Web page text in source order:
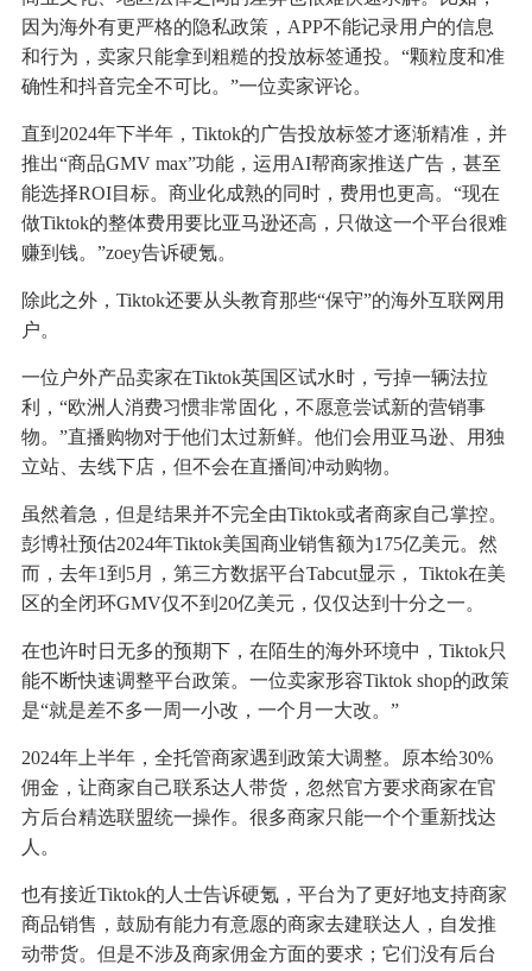
因为海外有更严格的隐私政策，APP不能记录用户的信息
和行为，卖家只能拿到粗糙的投放标签通投。“颗粒度和准
确性和抖音完全不可比。”一位卖家评论。
直到2024年下半年，Tiktok的广告投放标签才逐渐精准，并
推出“商品GMV max”功能，运用AI帮商家推送广告，甚至
能选择ROI目标。商业化成熟的同时，费用也更高。“现在
做Tiktok的整体费用要比亚马逊还高，只做这一个平台很难
赚到钱。”zoey告诉硬氪。
除此之外，Tiktok还要从头教育那些“保守”的海外互联网用
户。
一位户外产品卖家在Tiktok英国区试水时，亏掉一辆法拉
利，“欧洲人消费习惯非常固化，不愿意尝试新的营销事
物。”直播购物对于他们太过新鲜。他们会用亚马逊、用独
立站、去线下店，但不会在直播间冲动购物。
虽然着急，但是结果并不完全由Tiktok或者商家自己掌控。
彭博社预估2024年Tiktok美国商业销售额为175亿美元。然
而，去年1到5月，第三方数据平台Tabcut显示， Tiktok在美
区的全闭环GMV仅不到20亿美元，仅仅达到十分之一。
在也许时日无多的预期下，在陌生的海外环境中，Tiktok只
能不断快速调整平台政策。一位卖家形容Tiktok shop的政策
是“就是差不多一周一小改，一个月一大改。”
2024年上半年，全托管商家遇到政策大调整。原本给30%
佣金，让商家自己联系达人带货，忽然官方要求商家在官
方后台精选联盟统一操作。很多商家只能一个个重新找达
人。
也有接近Tiktok的人士告诉硬氪，平台为了更好地支持商家
商品销售，鼓励有能力有意愿的商家去建联达人，自发推
动带货。但是不涉及商家佣金方面的要求；它们没有后台